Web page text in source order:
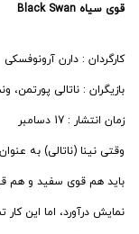
قوی سیاه Black Swan
کارگردان : دارن آرونوفسکی
بازیگران : ناتالی
زمان انتشار : 17 دسامبر
وقتی نینا (ناتالی) به
باید هم قوی سفید و هم
نمایش درآورد، اما این کار